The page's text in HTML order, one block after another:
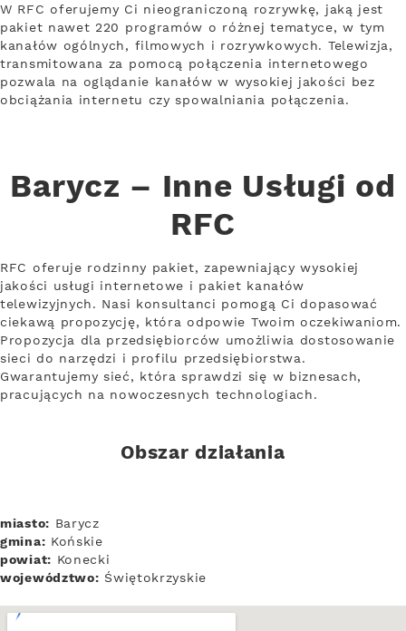
W RFC oferujemy Ci nieograniczoną rozrywkę, jaką jest
pakiet nawet 220 programów o różnej tematyce, w tym
kanałów ogólnych, filmowych i rozrywkowych. Telewizja,
transmitowana za pomocą połączenia internetowego
pozwala na oglądanie kanałów w wysokiej jakości bez
obciążania internetu czy spowalniania połączenia.
Barycz – Inne Usługi od
RFC
RFC oferuje rodzinny pakiet, zapewniający wysokiej
jakości usługi internetowe i pakiet kanałów
telewizyjnych. Nasi konsultanci pomogą Ci dopasować
ciekawą propozycję, która odpowie Twoim oczekiwaniom.
Propozycja dla przedsiębiorców umożliwia dostosowanie
sieci do narzędzi i profilu przedsiębiorstwa.
Gwarantujemy sieć, która sprawdzi się w biznesach,
pracujących na nowoczesnych technologiach.
Obszar działania
miasto: Barycz
gmina: Końskie
powiat: Konecki
województwo: Świętokrzyskie